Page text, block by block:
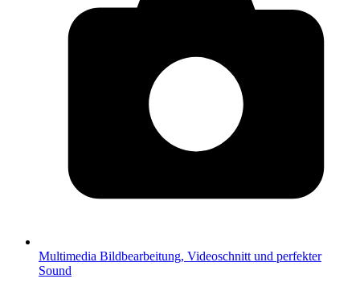
Multimedia Bildbearbeitung, Videoschnitt und perfekter
Sound